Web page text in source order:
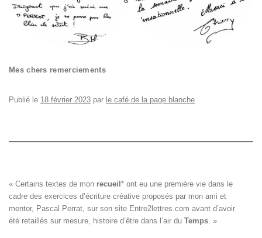
Mes chers remerciements
Publié le 18 février 2023 par le café de la page blanche
« Certains textes de mon recueil * ont eu une première vie dans le
cadre des exercices d’écriture créative proposés par mon ami et
mentor, Pascal Perrat, sur son site Entre2lettres.com avant d’avoir
été retaillés sur mesure, histoire d’être dans l’air du Temps. »